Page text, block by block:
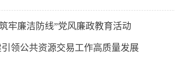
牢廉洁防线”党风廉政教育活动
领公共资源交易工作高质量发展